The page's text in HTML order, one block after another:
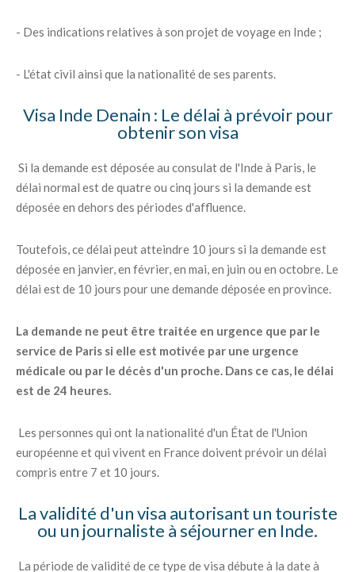
- Des indications relatives à son projet de voyage en Inde ;
- L'état civil ainsi que la nationalité de ses parents.
Visa Inde Denain : Le délai à prévoir pour
obtenir son visa
Si la demande est déposée au consulat de l'Inde à Paris, le
délai normal est de quatre ou cinq jours si la demande est
déposée en dehors des périodes d'affluence.
Toutefois, ce délai peut atteindre 10 jours si la demande est
déposée en janvier, en février, en mai, en juin ou en octobre. Le
délai est de 10 jours pour une demande déposée en province.
La demande ne peut être traitée en urgence que par le
service de Paris si elle est motivée par une urgence
médicale ou par le décès d'un proche. Dans ce cas, le délai
est de 24 heures.
Les personnes qui ont la nationalité d'un État de l'Union
européenne et qui vivent en France doivent prévoir un délai
compris entre 7 et 10 jours.
La validité d'un visa autorisant un touriste
ou un journaliste à séjourner en Inde.
La période de validité de ce type de visa débute à la date à